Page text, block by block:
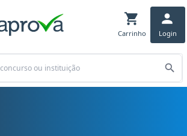
Carrinho Login